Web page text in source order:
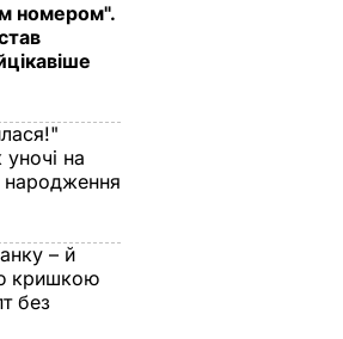
номером".
на
народження
– й
кришкою
без